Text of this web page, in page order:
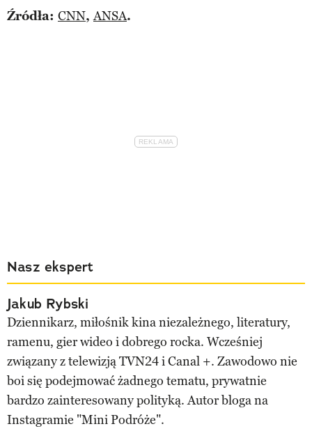
Źródła: CNN,ANSA.
Nasz ekspert
Jakub Rybski
Dziennikarz, miłośnik kina niezależnego, literatury,
ramenu, gier wideo i dobrego rocka. Wcześniej
związany z telewizją TVN24 i Canal +. Zawodowo nie
boi się podejmować żadnego tematu, prywatnie
bardzo zainteresowany polityką. Autor bloga na
Instagramie "Mini Podróże".